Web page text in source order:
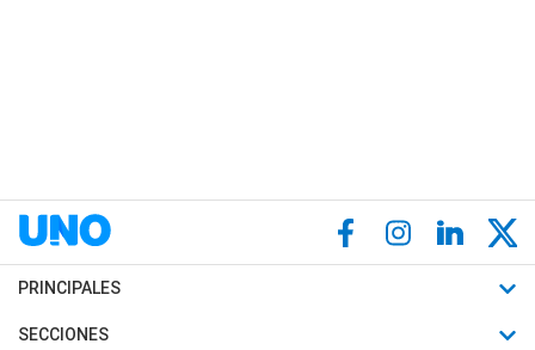
PRINCIPALES
Últimas Noticias
SECCIONES